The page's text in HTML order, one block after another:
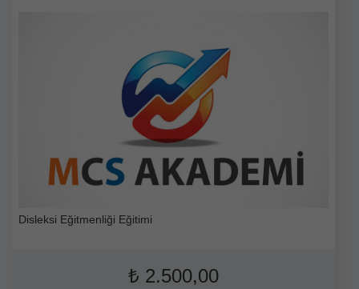
Disleksi Eğitmenliği Eğitimi
₺ 2.500,00